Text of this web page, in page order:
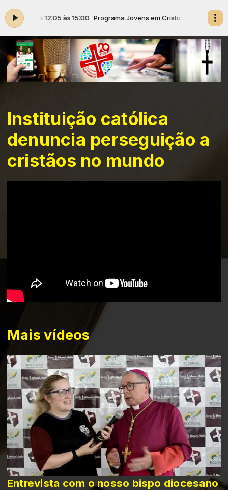
Cristo das 12:05 às 15:00 Programa Jovens em Cristo das 12:05 às
Instituição católica
denuncia perseguição a
cristãos no mundo
Mais vídeos
Entrevista com o nosso bispo diocesano